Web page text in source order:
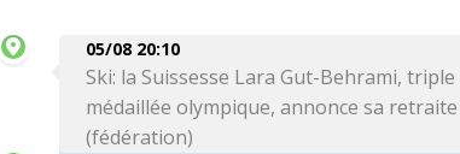
05/08 20:10
Ski: la Suissesse Lara Gut-Behrami, triple
médaillée olympique, annonce sa retraite
(fédération)